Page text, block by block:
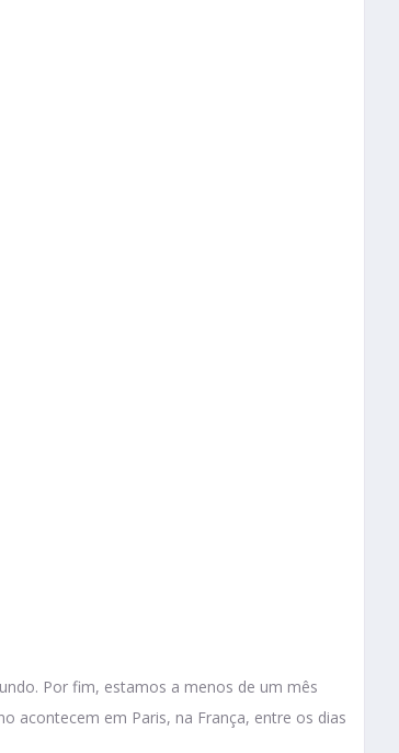
Por fim, estamos a menos de um mês
acontecem em Paris, na França, entre os dias